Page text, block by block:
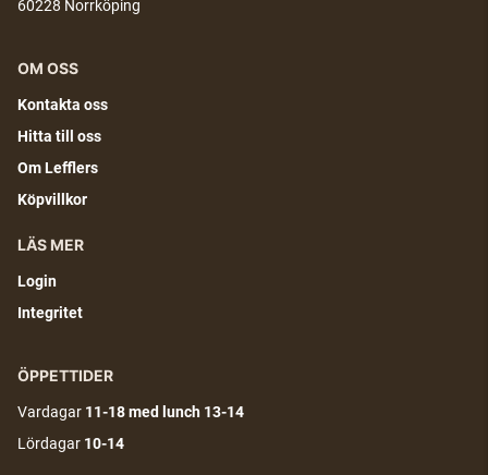
60228 Norrköping
OM OSS
Kontakta oss
Hitta till oss
Om Lefflers
Köpvillkor
LÄS MER
Login
Integritet
ÖPPETTIDER
Vardagar 11-18med lunch 13-14
Lördagar 10-14